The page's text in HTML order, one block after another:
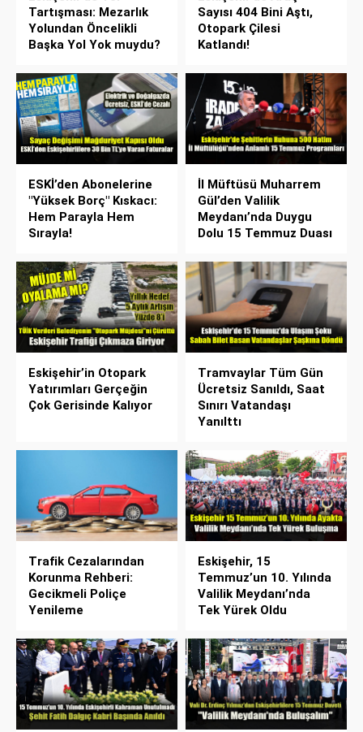
Tartışması: Mezarlık
Yolundan Öncelikli
Başka Yol Yok muydu?
Sayısı 404 Bini Aştı,
Otopark Çilesi
Katlandı!
ESKİ’den Abonelerine
"Yüksek Borç" Kıskacı:
Hem Parayla Hem
Sırayla!
İl Müftüsü Muharrem
Gül’den Valilik
Meydanı’nda Duygu
Dolu 15 Temmuz Duası
Eskişehir’in Otopark
Yatırımları Gerçeğin
Çok Gerisinde Kalıyor
Tramvaylar Tüm Gün
Ücretsiz Sanıldı, Saat
Sınırı Vatandaşı
Yanılttı
Trafik Cezalarından
Korunma Rehberi:
Gecikmeli Poliçe
Yenileme
Eskişehir, 15
Temmuz’un 10. Yılında
Valilik Meydanı’nda
Tek Yürek Oldu